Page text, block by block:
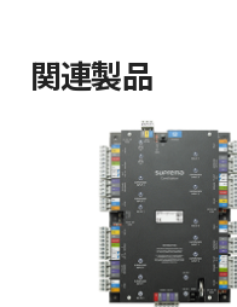
関連製品